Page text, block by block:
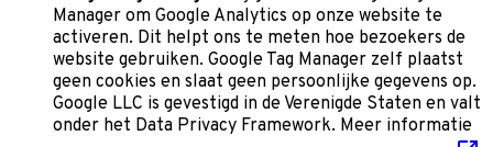
Manager om Google Analytics op onze website te
activeren. Dit helpt ons te meten hoe bezoekers de
website gebruiken. Google Tag Manager zelf plaatst
geen cookies en slaat geen persoonlijke gegevens op.
Google LLC is gevestigd in de Verenigde Staten en valt
onder het Data Privacy Framework. Meer informatie